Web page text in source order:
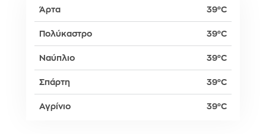
Άρτα 39°C
Πολύκαστρο 39°C
Ναύπλιο 39°C
Σπάρτη 39°C
Αγρίνιο 39°C